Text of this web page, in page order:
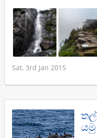
Sat, 3rd Jan 2015
යමු